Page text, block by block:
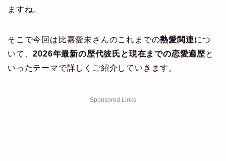
ますね。
そこで今回は比嘉愛未さんのこれまでの熱愛関連につ
いて、2026年最新の歴代彼氏と現在までの恋愛遍歴と
いったテーマで詳しくご紹介していきます。
Sponsored Links